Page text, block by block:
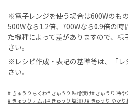
※電子レンジを使う場合は600Wのも
500Wなら1.2倍、700Wなら0.9倍の時
た機種によって差がありますので、様
さい。
※レシピ作成・表記の基準等は、
「
さい。
# きゅうり ちくわ# きゅうり 味噌漬け# きゅうり 冷や
# きゅうり ナムル# きゅうり 塩漬け# きゅうり ゆかり